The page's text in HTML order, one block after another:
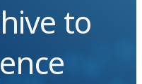
to